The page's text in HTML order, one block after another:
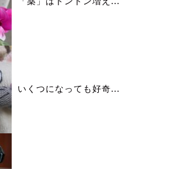
いくつになっても好奇...